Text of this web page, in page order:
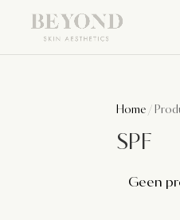
Home /
SPF
Geen